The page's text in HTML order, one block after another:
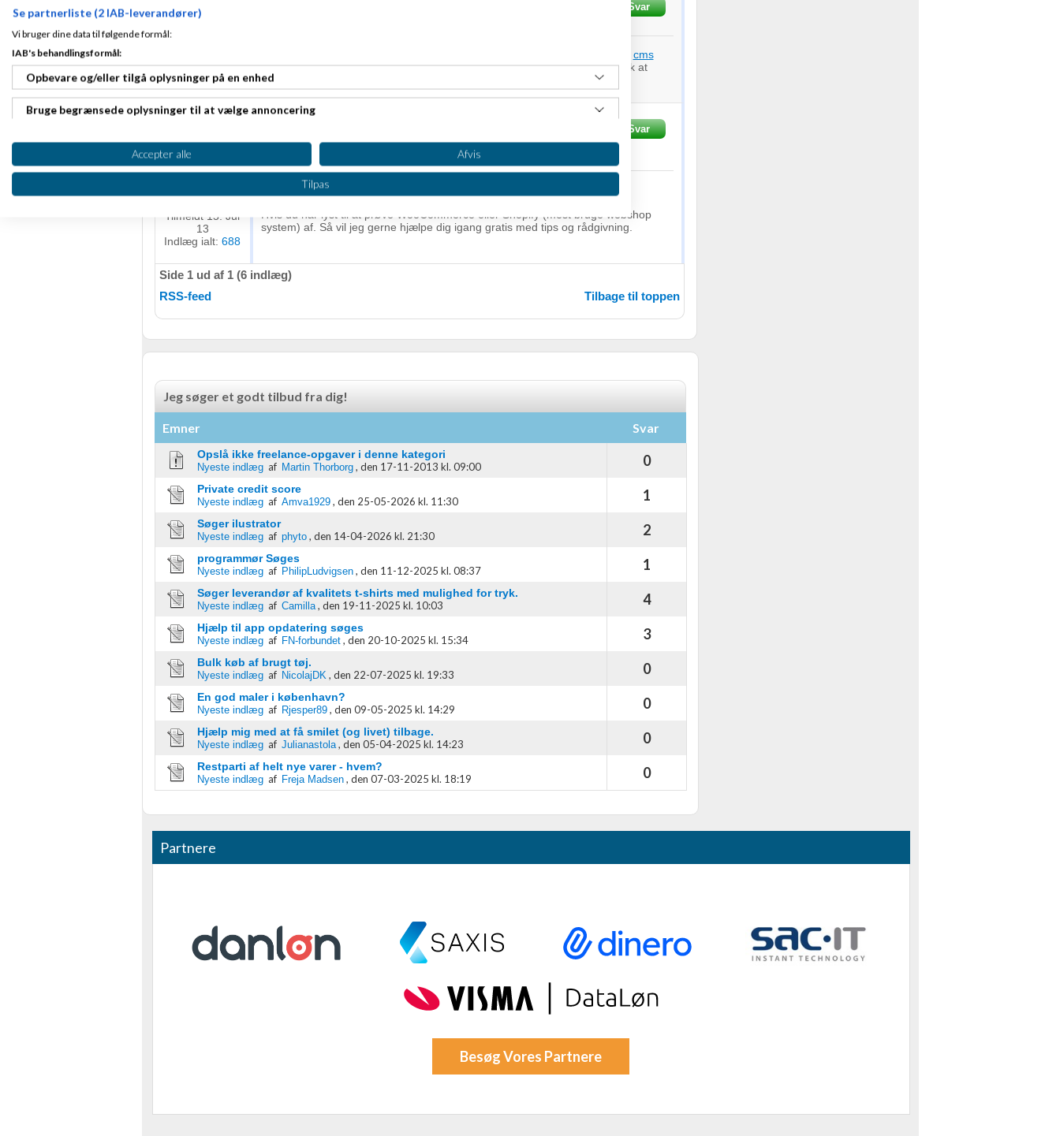
Tilmeldt 5. Jul 16
Indlæg ialt:118
Svar
cms
forums er et forum for Presta udviklere, det kunne være en mulighed. Husk at
skrive at det er ok at kontakte dig via mailbox, hvis det er konteksten.
Tilmeldt 15. Jul
13
Indlæg ialt: 688
kl. 20:05
Svar
Hej Sabina,
Hvis du har lyst til at prøve WooCommerce eller Shopify (mest bruge webshop
system) af. Så vil jeg gerne hjælpe dig igang gratis med tips og rådgivning.
Side 1 ud af 1 (6 indlæg)
RSS-feed
Tilbage til toppen
Jeg søger et godt tilbud fra dig!
Emner Svar
Opslå ikke freelance-opgaver i denne kategori
Nyeste indlægaf Martin Thorborg , den 17-11-2013 kl. 09:00 0
Private credit score
Nyeste indlægaf Amva1929 , den 25-05-2026 kl. 11:30 1
Søger ilustrator
Nyeste indlægaf phyto , den 14-04-2026 kl. 21:30 2
programmør Søges
Nyeste indlægaf PhilipLudvigsen , den 11-12-2025 kl. 08:37 1
Søger leverandør af kvalitets t-shirts med mulighed for tryk.
Nyeste indlægaf Camilla , den 19-11-2025 kl. 10:03 4
Hjælp til app opdatering søges
Nyeste indlægaf FN-forbundet , den 20-10-2025 kl. 15:34 3
Bulk køb af brugt tøj.
Nyeste indlægaf NicolajDK , den 22-07-2025 kl. 19:33 0
En god maler i københavn?
Nyeste indlægaf Rjesper89 , den 09-05-2025 kl. 14:29 0
Hjælp mig med at få smilet (og livet) tilbage.
Nyeste indlægaf Julianastola , den 05-04-2025 kl. 14:23 0
Restparti af helt nye varer - hvem?
Nyeste indlægaf Freja Madsen , den 07-03-2025 kl. 18:19 0
Partnere
Besøg Vores Partnere
Se partnerliste (2 IAB-leverandører)
Vi bruger dine data til følgende formål:
IAB's behandlingsformål:
Opbevare og/eller tilgå oplysninger på en enhed
Bruge begrænsede oplysninger til at vælge annoncering
Oprette profiler til tilpasset annoncering
Bruge profiler til at vælge tilpasset annoncering
Bruge profiler til at vælge tilpasset indhold
Måle annonceringseffektivitet
Måle indholdseffektivitet
Forstå målgrupper gennem statistikker eller kombinationer af oplysninger fra forskellige
Udvikle og forbedre tjenester
Bruge begrænsede oplysninger til at vælge indhold
Bruge præcise geografiske placeringsoplysninger
Identificere enheder baseret på aktivt anmodede oplysninger
Accepter alle Afvis
Tilpas